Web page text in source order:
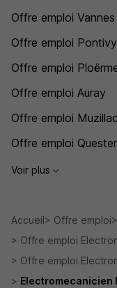
Offre emploi Vannes
Offre emploi Pontivy
Offre emploi
Offre emploi Auray
Offre emploi Muzillac
Offre emploi
Voir plus
Accueil Offre emploi
Offre emploi
Offre emploi
Electromecanicien